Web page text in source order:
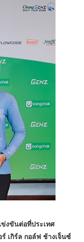
งขันต่อที่ประเทศ
เกิร์ล กอล์ฟ ช้างเจ็นซ์